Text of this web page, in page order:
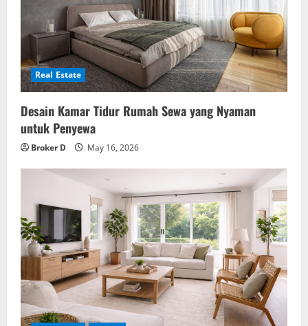
Real Estate
Desain Kamar Tidur Rumah Sewa yang Nyaman
untuk Penyewa
Broker D May 16, 2026